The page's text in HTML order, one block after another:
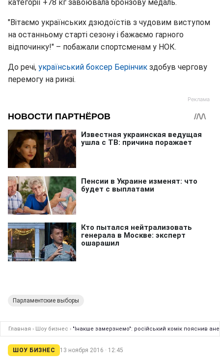
категорії +78 кг завоювала бронзову медаль.
"Вітаємо українських дзюдоїстів з чудовим виступом
на останньому старті сезону і бажаємо гарного
відпочинку!" – побажали спортсменам у НОК.
До речі, український боксер Берінчик здобув чергову
перемогу на ринзі.
Парламентские выборы
Главная › Шоу бизнес › "Інакше замерзнемо": російський комік пояснив
ШОУ БИЗНЕС 13 ноября 2016 · 12:45